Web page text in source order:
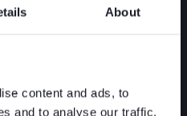
About
content and ads, to
and to analyse our traffic.
vad det innebär att
För
eller ett VR-headset.